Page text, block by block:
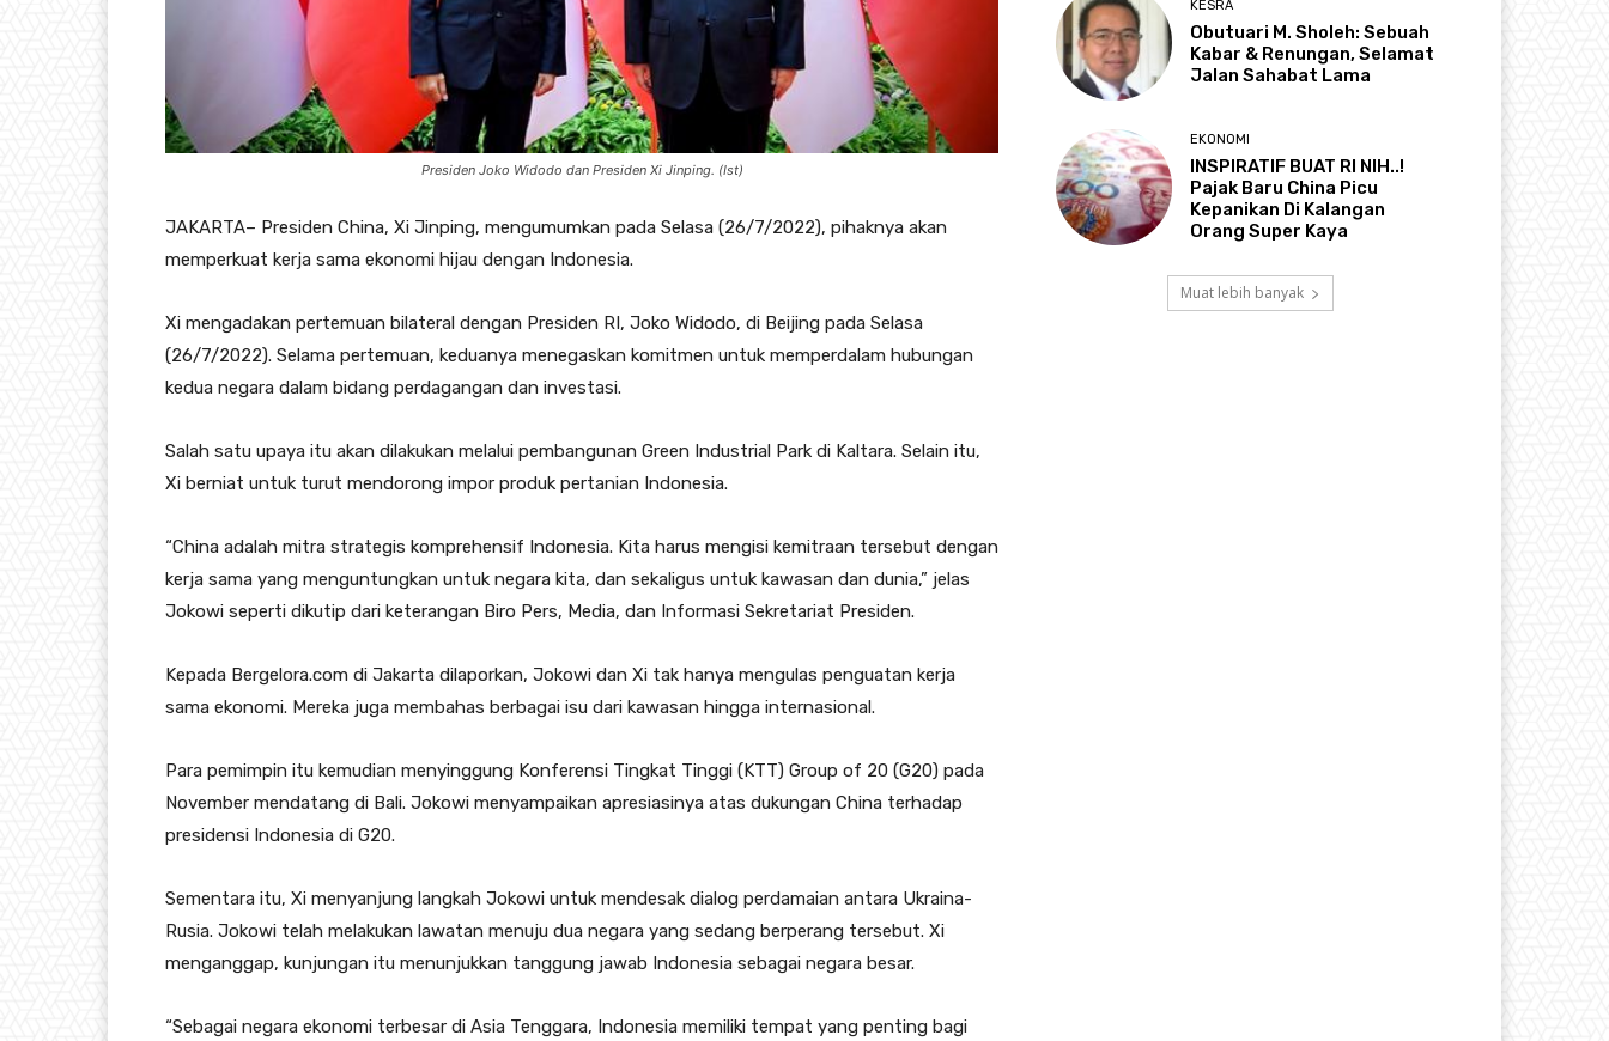
Presiden Joko Widodo dan Presiden Xi Jinping. (Ist)
JAKARTA– Presiden China, Xi Jinping, mengumumkan pada Selasa (26/7/2022), pihaknya akan
memperkuat kerja sama ekonomi hijau dengan Indonesia.
Xi mengadakan pertemuan bilateral dengan Presiden RI, Joko Widodo, di Beijing pada Selasa
(26/7/2022). Selama pertemuan, keduanya menegaskan komitmen untuk memperdalam hubungan
kedua negara dalam bidang perdagangan dan investasi.
Salah satu upaya itu akan dilakukan melalui pembangunan Green Industrial Park di Kaltara. Selain itu,
Xi berniat untuk turut mendorong impor produk pertanian Indonesia.
“China adalah mitra strategis komprehensif Indonesia. Kita harus mengisi kemitraan tersebut dengan
kerja sama yang menguntungkan untuk negara kita, dan sekaligus untuk kawasan dan dunia,” jelas
Jokowi seperti dikutip dari keterangan Biro Pers, Media, dan Informasi Sekretariat Presiden.
Kepada Bergelora.com di Jakarta dilaporkan, Jokowi dan Xi tak hanya mengulas penguatan kerja
sama ekonomi. Mereka juga membahas berbagai isu dari kawasan hingga internasional.
Para pemimpin itu kemudian menyinggung Konferensi Tingkat Tinggi (KTT) Group of 20 (G20) pada
November mendatang di Bali. Jokowi menyampaikan apresiasinya atas dukungan China terhadap
presidensi Indonesia di G20.
Sementara itu, Xi menyanjung langkah Jokowi untuk mendesak dialog perdamaian antara Ukraina-
Rusia. Jokowi telah melakukan lawatan menuju dua negara yang sedang berperang tersebut. Xi
menganggap, kunjungan itu menunjukkan tanggung jawab Indonesia sebagai negara besar.
“Sebagai negara ekonomi terbesar di Asia Tenggara, Indonesia memiliki tempat yang penting bagi
KESRA
Obutuari M. Sholeh: Sebuah
Kabar & Renungan, Selamat
Jalan Sahabat Lama
EKONOMI
INSPIRATIF BUAT RI NIH..!
Pajak Baru China Picu
Kepanikan Di Kalangan
Orang Super Kaya
Muat lebih banyak